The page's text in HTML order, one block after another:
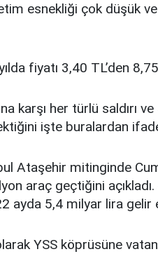
esnekliği çok düşük
fiyatı 3,40 TL’den 8,75
karşı her türlü saldırı
işte buralardan
Ataşehir mitinginde
araç geçtiğini
ayda 5,4 milyar lira gelir
YSS köprüsüne